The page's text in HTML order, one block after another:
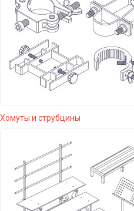
Хомуты и струбцины